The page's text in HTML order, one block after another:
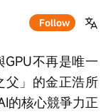
Follow
不再是唯一
父」的金正浩所
的核心競爭力正